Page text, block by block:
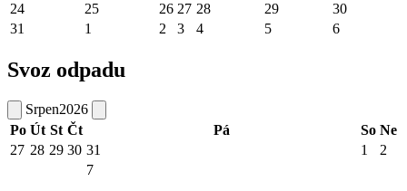
24
25 26 27 28 29
30
31
1 2 3 4 5 6
Svoz odpadu
Srpen2026
Po Út St Čt Pá So Ne
27 28 29 30 31 1 2
7